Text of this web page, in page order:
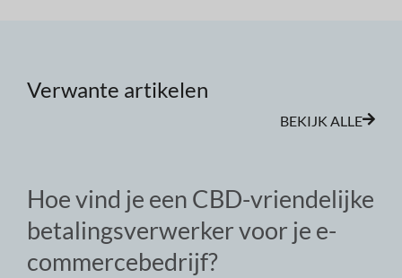
Verwante artikelen
BEKIJK ALLE
Hoe vind je een CBD-vriendelijke
betalingsverwerker voor je e-
commercebedrijf?